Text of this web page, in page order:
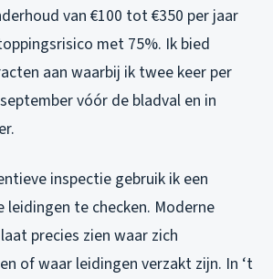
van €100 tot €350 per jaar
met 75%. Ik bied
aan waarbij ik twee keer per
vóór de bladval en in
inspectie gebruik ik een
leidingen te checken. Moderne
precies zien waar zich
of waar leidingen verzakt zijn. In ‘t